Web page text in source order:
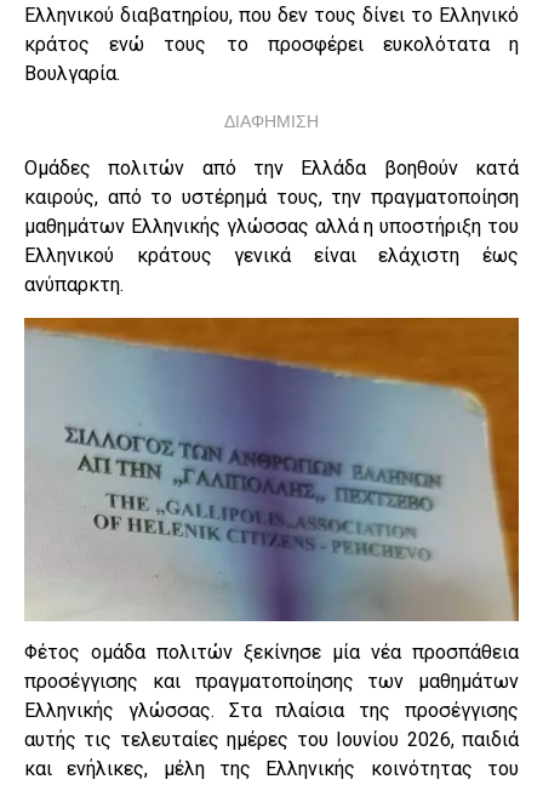
Ελληνικού διαβατηρίου, που δεν τους δίνει το Ελληνικό
κράτος ενώ τους το προσφέρει ευκολότατα η
Βουλγαρία.
ΔΙΑΦΗΜΙΣΗ
Ομάδες πολιτών από την Ελλάδα βοηθούν κατά
καιρούς, από το υστέρημά τους, την πραγματοποίηση
μαθημάτων Ελληνικής γλώσσας αλλά η υποστήριξη του
Ελληνικού κράτους γενικά είναι ελάχιστη έως
ανύπαρκτη.
Φέτος ομάδα πολιτών ξεκίνησε μία νέα προσπάθεια
προσέγγισης και πραγματοποίησης των μαθημάτων
Ελληνικής γλώσσας. Στα πλαίσια της προσέγγισης
αυτής τις τελευταίες ημέρες του Ιουνίου 2026, παιδιά
και ενήλικες, μέλη της Ελληνικής κοινότητας του